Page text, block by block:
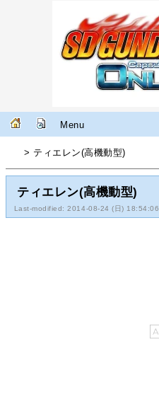
Menu
> ティエレン(高機動型)
ティエレン(高機動型)
Last-modified: 2014-08-24 (日) 18:54:06